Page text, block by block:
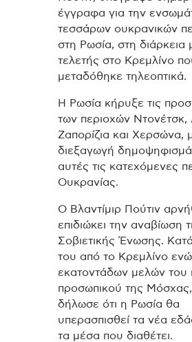
έγγραφα για την
τεσσάρων ουκρανικών
στη Ρωσία, στη διάρκεια
τελετής στο Κρεμλίνο
μεταδόθηκε τηλεοπτικά.
Η Ρωσία κήρυξε τις
των περιοχών
Ζαπορίζια και Χερσώνα,
διεξαγωγή
αυτές τις κατεχόμενες
Ουκρανίας.
Ο Βλαντίμιρ Πούτιν
επιδιώκει την αναβίωση
Σοβιετικής Ένωσης.
του από το Κρεμλίνο
εκατοντάδων μελών του
προσωπικού της
δήλωσε ότι η Ρωσία θα
υπερασπισθεί τα νέα
τα μέσα που διαθέτει.